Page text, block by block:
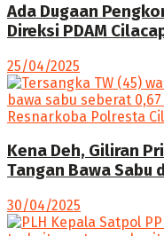
Ada Dugaan
Direksi PDAM
25/04/2025
Kena Deh, Giliran
Tangan Bawa Sabu
30/04/2025